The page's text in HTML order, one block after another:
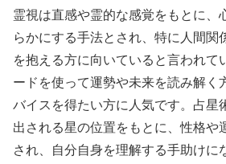
霊視は直感や霊的な感覚をもとに、
らかにする手法とされ、特に人間関
を抱える方に向いていると言われて
ードを使って運勢や未来を読み解く
バイスを得たい方に人気です。占星
出される星の位置をもとに、性格や
され、自分自身を理解する手助けに